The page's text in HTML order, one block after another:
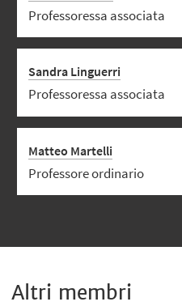
Professoressa associata
Sandra Linguerri
Professoressa associata
Matteo Martelli
Professore ordinario
Altri membri